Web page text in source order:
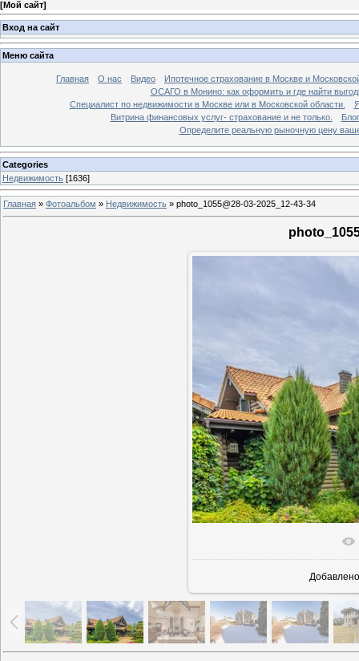
[Мой сайт]
Вход на сайт
Меню сайта
Главная О нас Видео
Ипотечное страхование в Москве и
ОСАГО в Монино: как оформить и где найти
Специалист по недвижимости в Москве или в Московской области.
Витрина финансовых услуг- страхование и не только.
Блог
Определите реальную рыночную цену
Categories
Недвижимость [1636]
Главная » Фотоальбом » Недвижимость » photo_1055@28-03-2025_12-43-34
В
Добавлено